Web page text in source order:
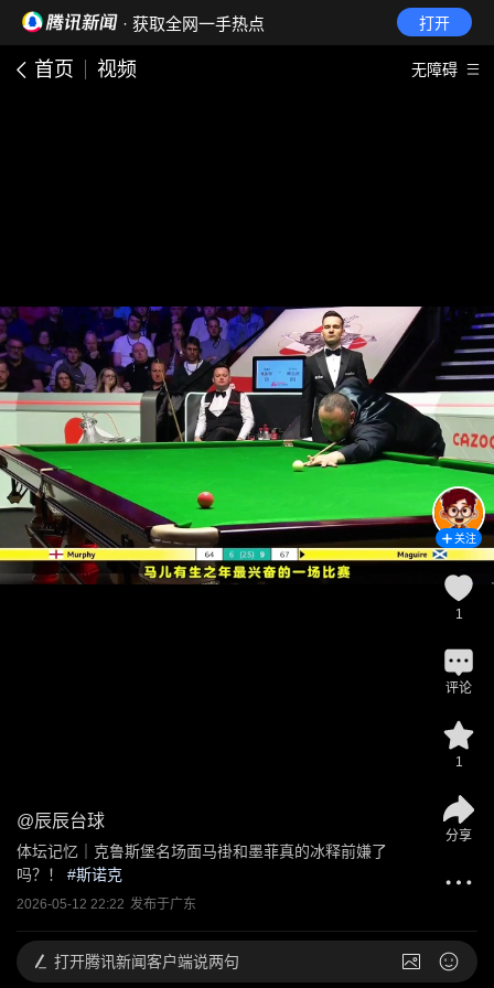
· 获取全网一手热点 打开
首页 视频 无障碍
@辰辰台球
体坛记忆｜克鲁斯堡名场面马褂和墨菲真的冰释前嫌了
吗？！
#斯诺克
2026-05-12 22:22 发布于广东
关注
1
评论
1
分享
打开腾讯新闻客户端说两句